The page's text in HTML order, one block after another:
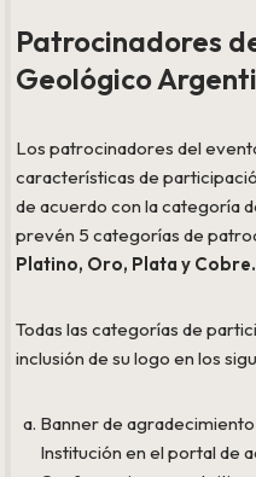
Patrocinadores
Geológico
Los patrocinadores del
características de
de acuerdo con la categoría
prevén 5 categorías de
Platino, Oro, Plata y Cobre.
Todas las categorías de
inclusión de su logo en los
Banner de
Institución en el portal de